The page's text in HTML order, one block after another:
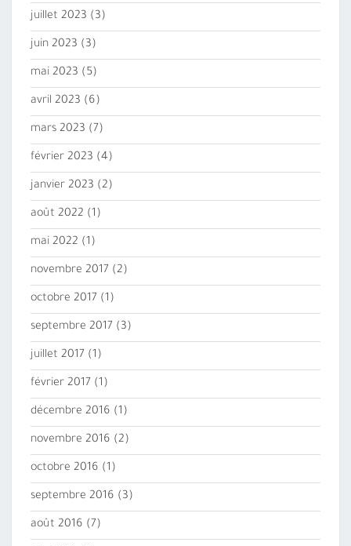
juillet 2023 (3)
juin 2023 (3)
mai 2023 (5)
avril 2023 (6)
mars 2023 (7)
février 2023 (4)
janvier 2023 (2)
août 2022 (1)
mai 2022 (1)
novembre 2017 (2)
octobre 2017 (1)
septembre 2017 (3)
juillet 2017 (1)
février 2017 (1)
décembre 2016 (1)
novembre 2016 (2)
octobre 2016 (1)
septembre 2016 (3)
août 2016 (7)